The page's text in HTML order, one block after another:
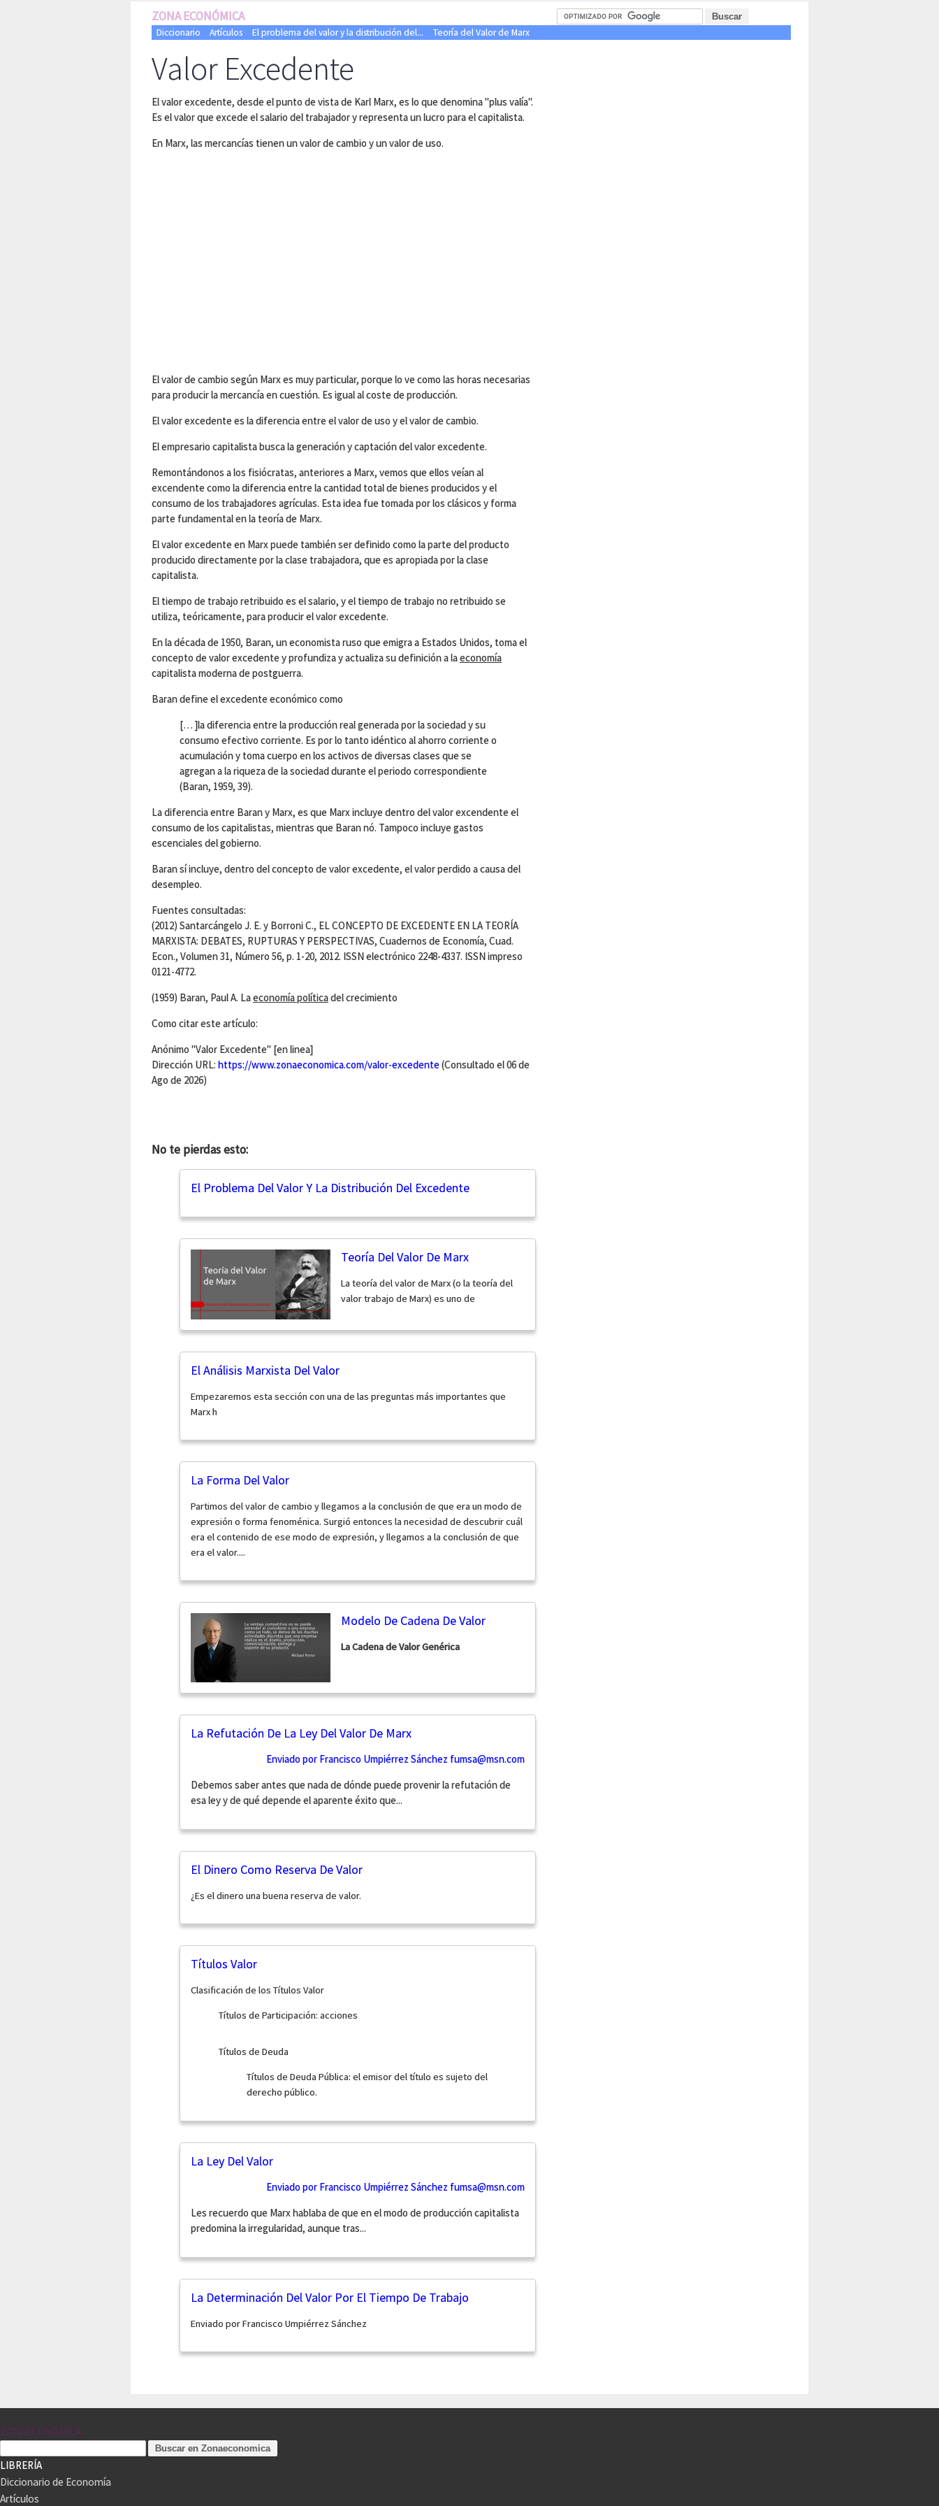
ZONA ECONÓMICA
Diccionario Artículos El problema del valor y la distribución del... Teoría del Valor de Marx
Valor Excedente
El valor excedente, desde el punto de vista de Karl Marx, es lo que denomina "plus valía".
Es el valor que excede el salario del trabajador y representa un lucro para el capitalista.
En Marx, las mercancías tienen un valor de cambio y un valor de uso.
El valor de cambio según Marx es muy particular, porque lo ve como las horas necesarias
para producir la mercancía en cuestión. Es igual al coste de producción.
El valor excedente es la diferencia entre el valor de uso y el valor de cambio.
El empresario capitalista busca la generación y captación del valor excedente.
Remontándonos a los fisiócratas, anteriores a Marx, vemos que ellos veían al
excendente como la diferencia entre la cantidad total de bienes producidos y el
consumo de los trabajadores agrículas. Esta idea fue tomada por los clásicos y forma
parte fundamental en la teoría de Marx.
El valor excedente en Marx puede también ser definido como la parte del producto
producido directamente por la clase trabajadora, que es apropiada por la clase
capitalista.
El tiempo de trabajo retribuido es el salario, y el tiempo de trabajo no retribuido se
utiliza, teóricamente, para producir el valor excedente.
En la década de 1950, Baran, un economista ruso que emigra a Estados Unidos, toma el
concepto de valor excedente y profundiza y actualiza su definición a laeconomía
capitalista moderna de postguerra.
Baran define el excedente económico como
[… ]la diferencia entre la producción real generada por la sociedad y su
consumo efectivo corriente. Es por lo tanto idéntico al ahorro corriente o
acumulación y toma cuerpo en los activos de diversas clases que se
agregan a la riqueza de la sociedad durante el periodo correspondiente
(Baran, 1959, 39).
La diferencia entre Baran y Marx, es que Marx incluye dentro del valor excendente el
consumo de los capitalistas, mientras que Baran nó. Tampoco incluye gastos
escenciales del gobierno.
Baran sí incluye, dentro del concepto de valor excedente, el valor perdido a causa del
desempleo.
Fuentes consultadas:
(2012) Santarcángelo J. E. y Borroni C., EL CONCEPTO DE EXCEDENTE EN LA TEORÍA
MARXISTA: DEBATES, RUPTURAS Y PERSPECTIVAS, Cuadernos de Economía, Cuad.
Econ., Volumen 31, Número 56, p. 1-20, 2012. ISSN electrónico 2248-4337. ISSN impreso
0121-4772.
(1959) Baran, Paul A. Laeconomía políticadel crecimiento
Como citar este artículo:
Anónimo "Valor Excedente" [en linea]
Dirección URL: https://www.zonaeconomica.com/valor-excedente(Consultado el 06 de
Ago de 2026)
No te pierdas esto:
El Problema Del Valor Y La Distribución Del Excedente
Teoría Del Valor De Marx
La teoría del valor de Marx (o la teoría del
valor trabajo de Marx) es uno de
El Análisis Marxista Del Valor
Empezaremos esta sección con una de las preguntas más importantes que
Marx h
La Forma Del Valor
Partimos del valor de cambio y llegamos a la conclusión de que era un modo de
expresión o forma fenoménica. Surgió entonces la necesidad de descubrir cuál
era el contenido de ese modo de expresión, y llegamos a la conclusión de que
era el valor....
Modelo De Cadena De Valor
La Cadena de Valor Genérica
La Refutación De La Ley Del Valor De Marx
Enviado por Francisco Umpiérrez Sánchez fumsa@msn.com
Debemos saber antes que nada de dónde puede provenir la refutación de
esa ley y de qué depende el aparente éxito que...
El Dinero Como Reserva De Valor
¿Es el dinero una buena reserva de valor.
Títulos Valor
Clasificación de los Títulos Valor
Títulos de Participación: acciones
Títulos de Deuda
Títulos de Deuda Pública: el emisor del título es sujeto del
derecho público.
La Ley Del Valor
Enviado por Francisco Umpiérrez Sánchez fumsa@msn.com
Les recuerdo que Marx hablaba de que en el modo de producción capitalista
predomina la irregularidad, aunque tras...
La Determinación Del Valor Por El Tiempo De Trabajo
Enviado por Francisco Umpiérrez Sánchez
ZONAECONOMICA
LIBRERÍA
Diccionario de Economía
Artículos